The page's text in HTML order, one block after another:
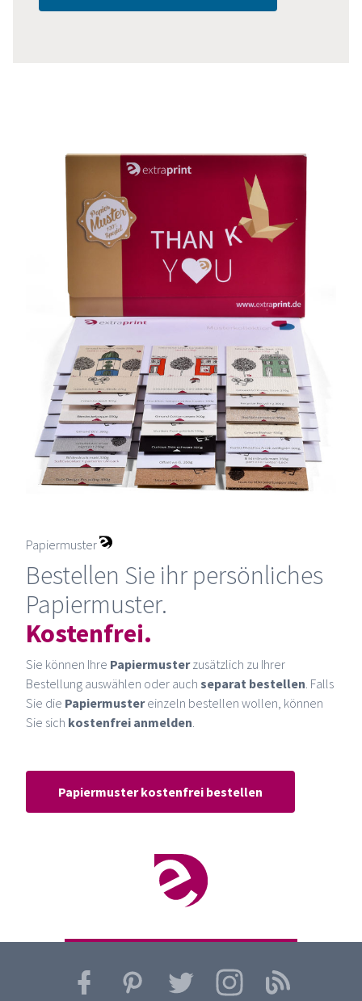
Papiermuster
Bestellen Sie ihr persönliches
Papiermuster.
Kostenfrei.
Sie können Ihre Papiermusterzusätzlich zu Ihrer
Bestellung auswählen oder auch separat bestellen. Falls
Sie die Papiermustereinzeln bestellen wollen, können
Sie sich kostenfrei anmelden.
Papiermuster kostenfrei bestellen